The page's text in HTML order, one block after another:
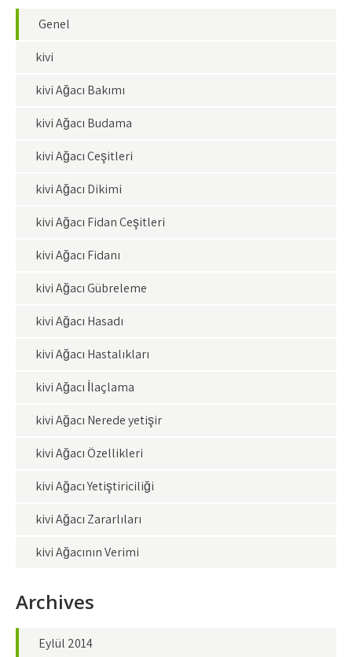
Genel
kivi
kivi Ağacı Bakımı
kivi Ağacı Budama
kivi Ağacı Çeşitleri
kivi Ağacı Dikimi
kivi Ağacı Fidan Çeşitleri
kivi Ağacı Fidanı
kivi Ağacı Gübreleme
kivi Ağacı Hasadı
kivi Ağacı Hastalıkları
kivi Ağacı İlaçlama
kivi Ağacı Nerede yetişir
kivi Ağacı Özellikleri
kivi Ağacı Yetiştiriciliği
kivi Ağacı Zararlıları
kivi Ağacının Verimi
Archives
Eylül 2014